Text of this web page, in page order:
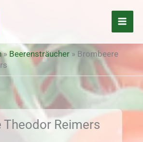
» Beerensträucher » Brombeere
Theodor Reimers